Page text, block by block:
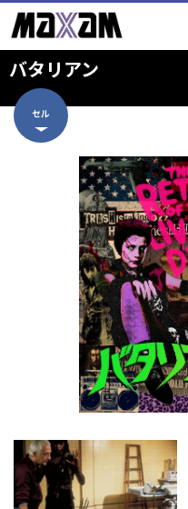
バタリアン
セル